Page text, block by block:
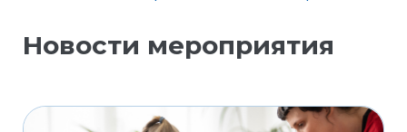
Новости мероприятия